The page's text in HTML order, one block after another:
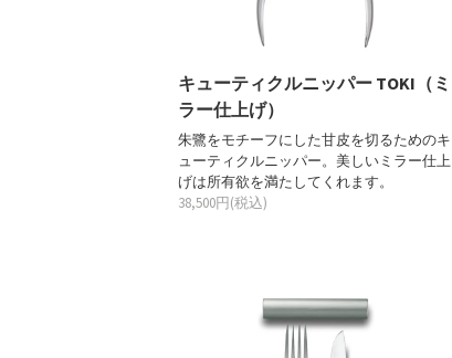
キューティクルニッパー TOKI（ミ
ラー仕上げ）
朱鷺をモチーフにした甘皮を切るためのキ
ューティクルニッパー。美しいミラー仕上
げは所有欲を満たしてくれます。
38,500円(税込)